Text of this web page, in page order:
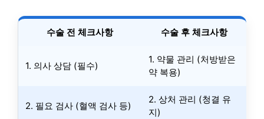
수술 전 체크사항 수술 후 체크사항
1. 의사 상담 (필수)
1. 약물 관리 (처방받은
약 복용)
2. 필요 검사 (혈액 검사 등)
2. 상처 관리 (청결 유
지)